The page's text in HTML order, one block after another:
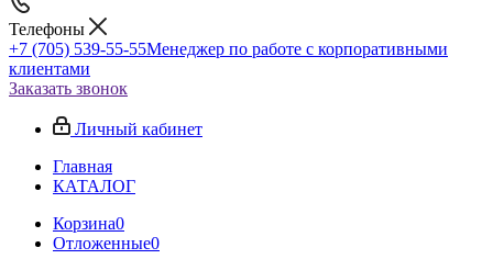
Телефоны
+7 (705) 539-55-55Менеджер по работе с корпоративными
клиентами
Заказать звонок
Личный кабинет
Главная
КАТАЛОГ
Корзина0
Отложенные0